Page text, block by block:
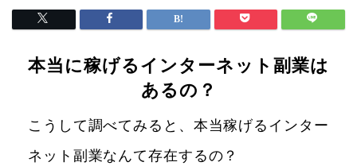
本当に稼げるインターネット副業は
あるの？
こうして調べてみると、本当稼げるインター
ネット副業なんて存在するの？